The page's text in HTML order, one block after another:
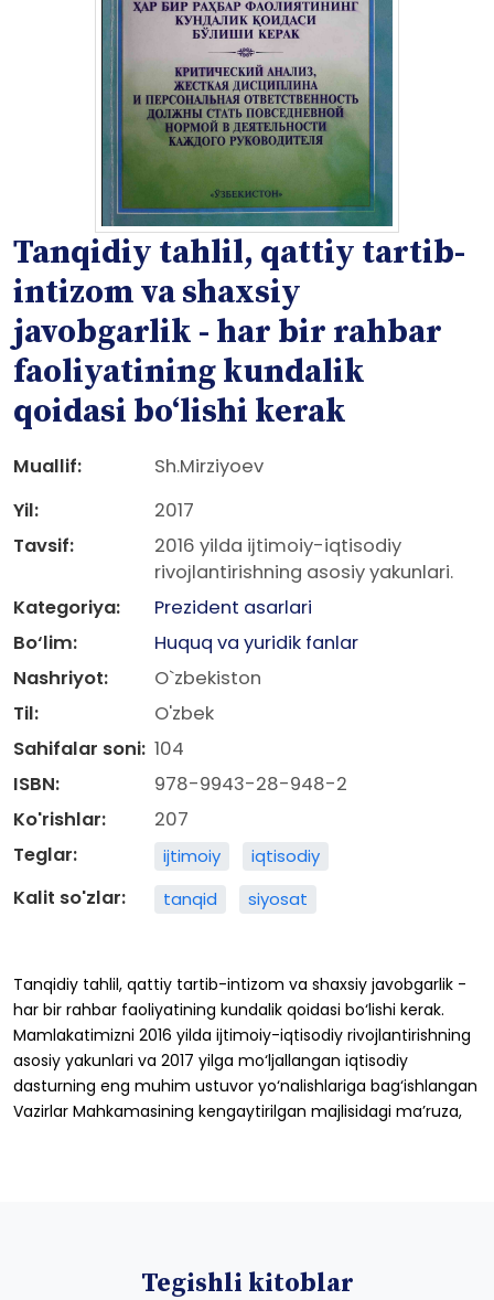
Tanqidiy tahlil, qattiy tartib-
intizom va shaxsiy
javobgarlik - har bir rahbar
faoliyatining kundalik
qoidasi bo‘lishi kerak
Muallif:
Sh.Mirziyoev
Yil:
2017
Tavsif:
2016 yilda ijtimoiy-iqtisodiy
rivojlantirishning asosiy yakunlari.
Kategoriya:
Prezident asarlari
Bo‘lim:
Huquq va yuridik fanlar
Nashriyot:
O`zbekiston
Til:
O'zbek
Sahifalar soni: 104
ISBN:
978-9943-28-948-2
Ko'rishlar:
207
Teglar:
ijtimoiy iqtisodiy
Kalit so'zlar: tanqid siyosat
Tanqidiy tahlil, qattiy tartib-intizom va shaxsiy javobgarlik -
har bir rahbar faoliyatining kundalik qoidasi bo‘lishi kerak.
Mamlakatimizni 2016 yilda ijtimoiy-iqtisodiy rivojlantirishning
asosiy yakunlari va 2017 yilga mo‘ljallangan iqtisodiy
dasturning eng muhim ustuvor yo‘nalishlariga bag‘ishlangan
Vazirlar Mahkamasining kengaytirilgan majlisidagi ma’ruza,
Tegishli kitoblar